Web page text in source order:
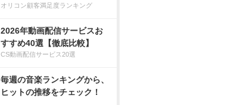
オリコン顧客満足度ランキング
2026年動画配信サービスお
すすめ40選【徹底比較】
CS動画配信サービス20選
毎週の音楽ランキングから、
ヒットの推移をチェック！